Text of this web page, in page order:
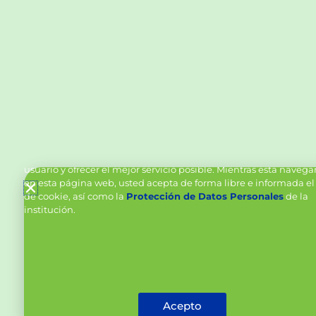
usuario y ofrecer el mejor servicio posible. Mientras está
en esta página web, usted acepta de forma libre e informada el
de cookie, así como la Protección de Datos Personalesde la
institución.
Acepto